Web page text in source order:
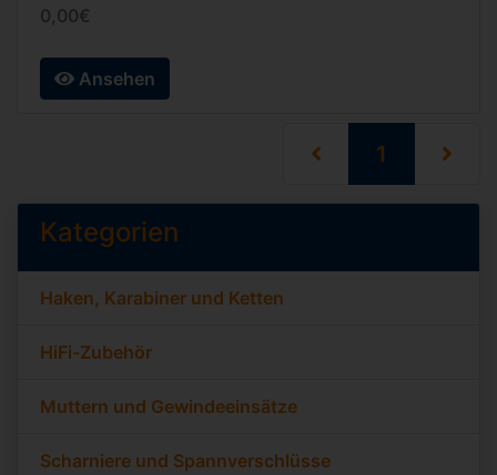
0,00€
Ansehen
1 (current)
Kategorien
Haken, Karabiner und Ketten
HiFi-Zubehör
Muttern und Gewindeeinsätze
Scharniere und Spannverschlüsse